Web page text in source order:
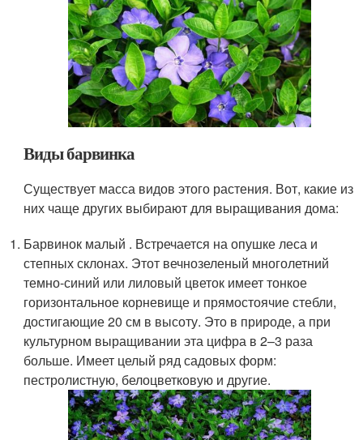
Виды барвинка
Существует масса видов этого растения. Вот, какие из
них чаще других выбирают для выращивания дома:
Барвинок малый . Встречается на опушке леса и
степных склонах. Этот вечнозеленый многолетний
темно-синий или лиловый цветок имеет тонкое
горизонтальное корневище и прямостоячие стебли,
достигающие 20 см в высоту. Это в природе, а при
культурном выращивании эта цифра в 2–3 раза
больше. Имеет целый ряд садовых форм:
пестролистную, белоцветковую и другие.